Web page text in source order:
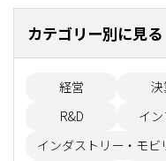
カテゴリー別に見る
経営
R&D
イ
インダストリー・モビ